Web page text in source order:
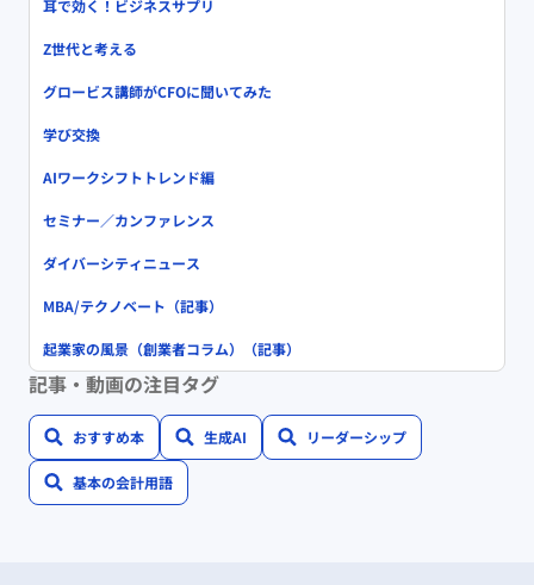
耳で効く！ビジネスサプリ
Z世代と考える
グロービス講師がCFOに聞いてみた
学び交換
AIワークシフトトレンド編
セミナー／カンファレンス
ダイバーシティニュース
MBA/テクノベート（記事）
起業家の風景（創業者コラム）（記事）
記事・動画の注目タグ
おすすめ本 生成AI リーダーシップ
基本の会計用語